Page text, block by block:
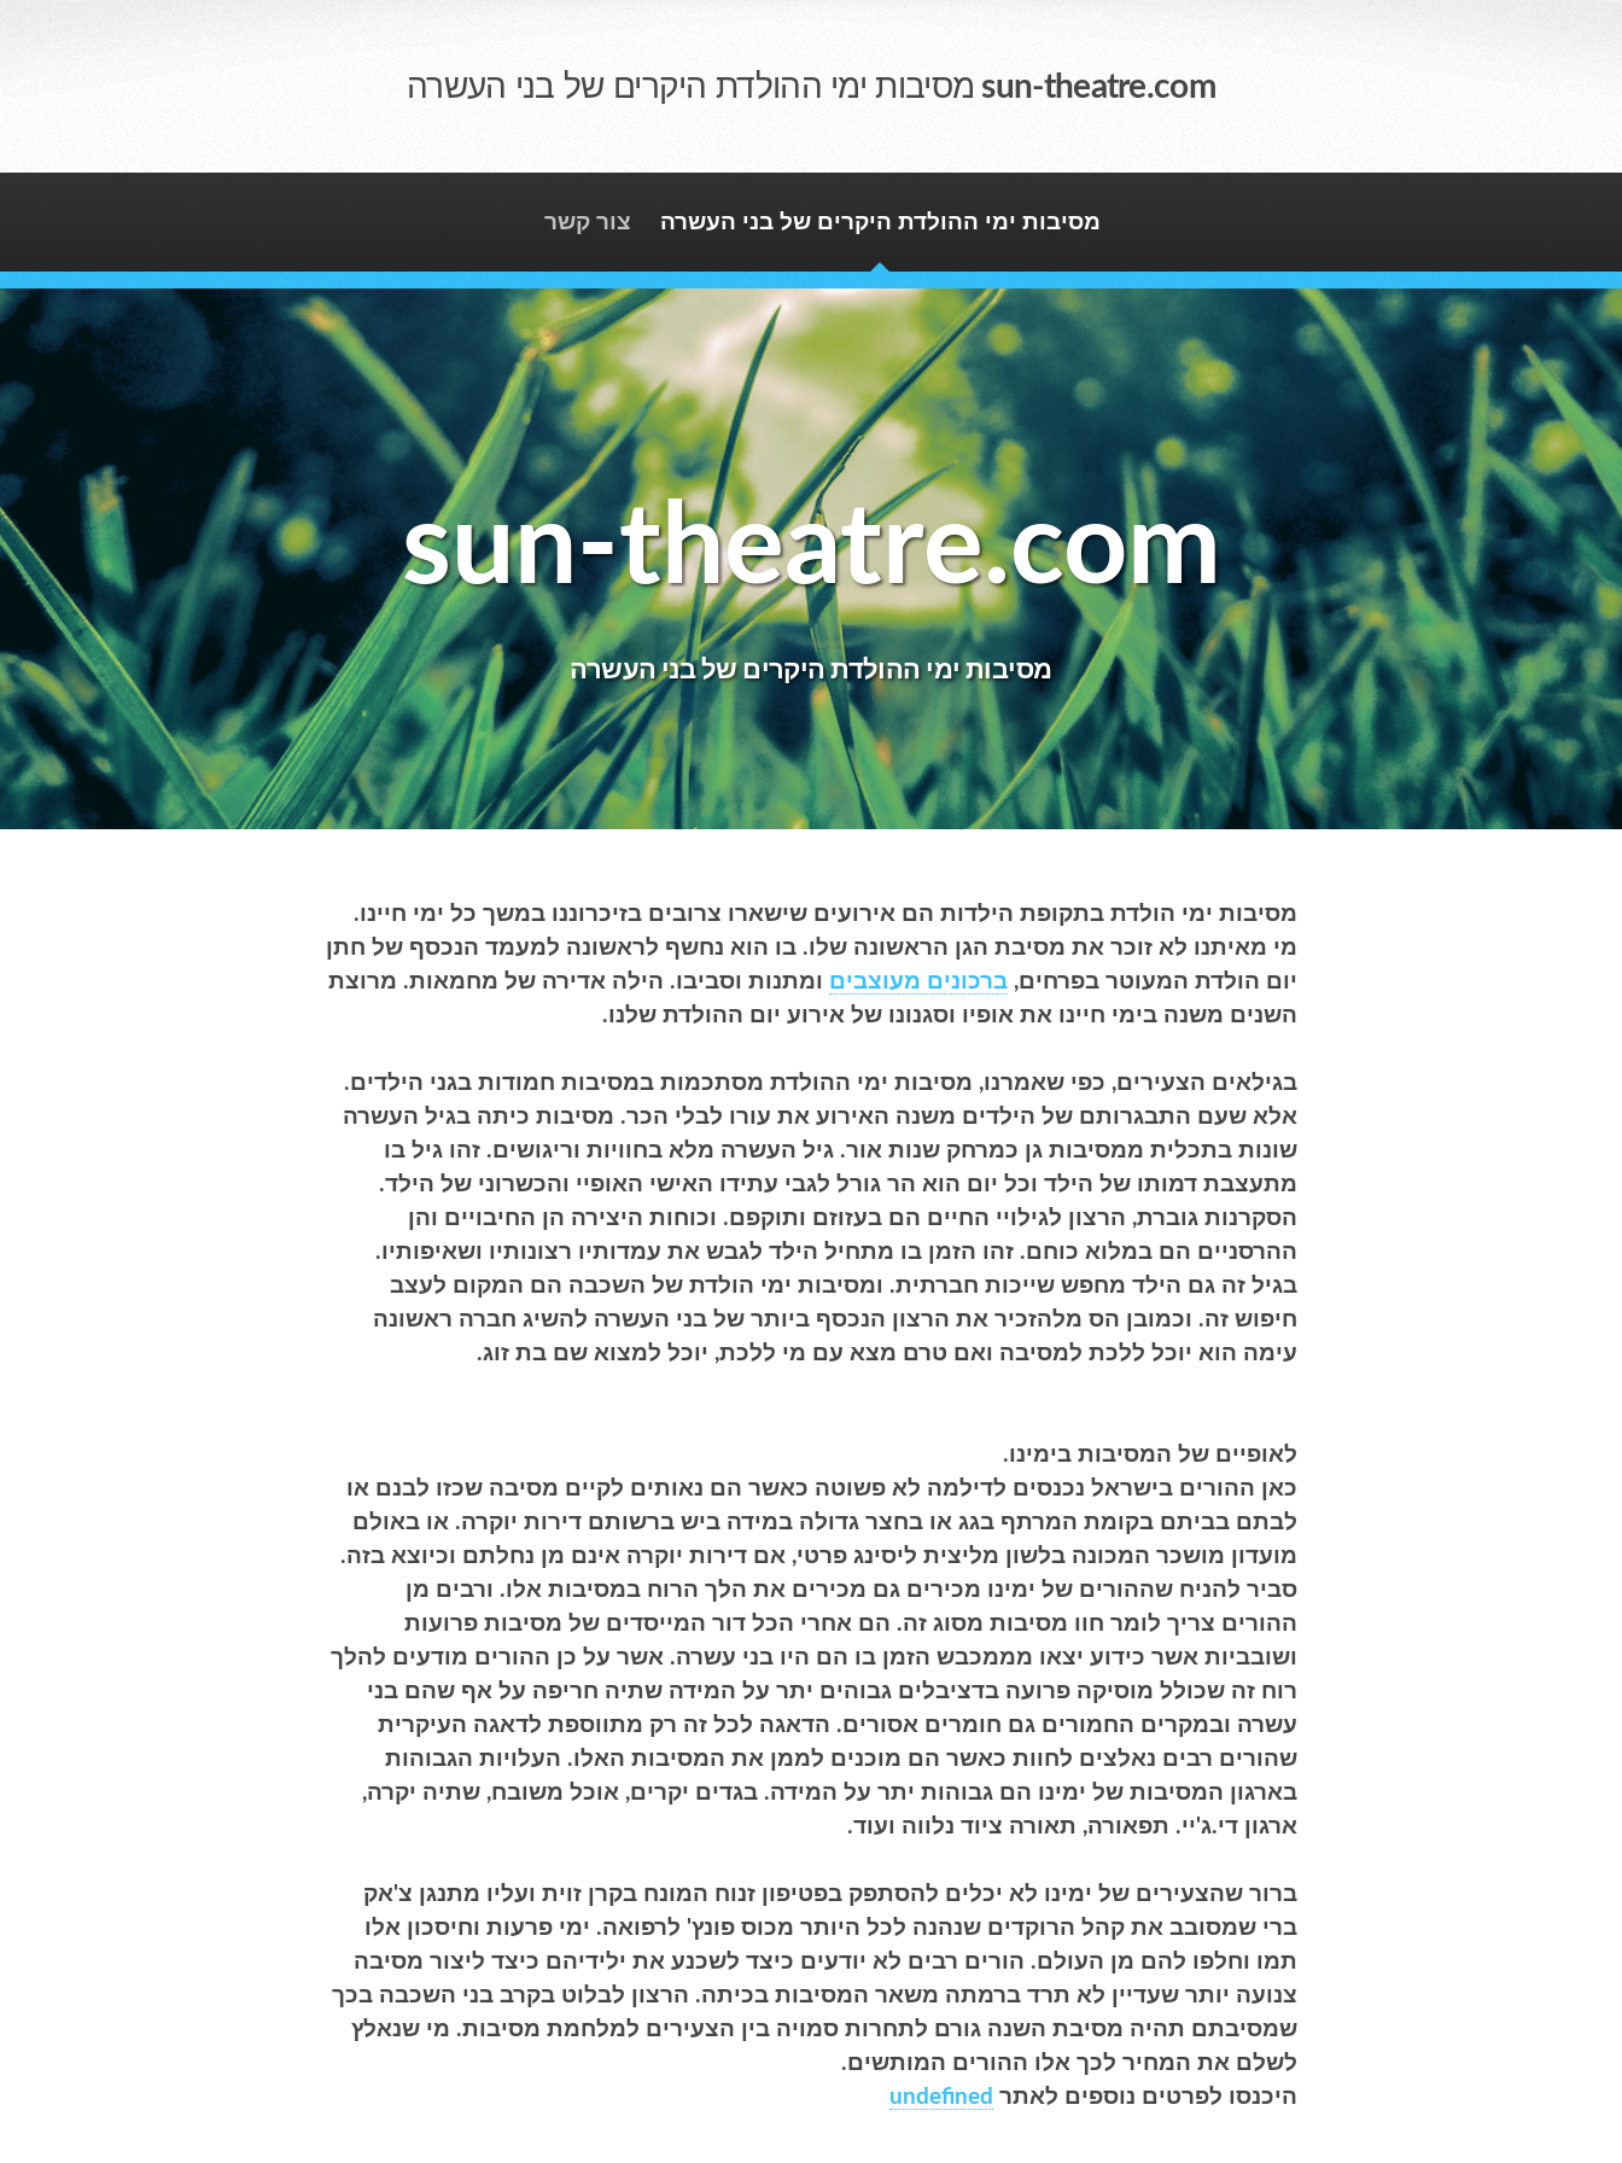
sun-theatre.com מסיבות ימי ההולדת היקרים של בני העשרה
מסיבות ימי ההולדת היקרים של בני העשרה צור קשר
sun-theatre.com
מסיבות ימי ההולדת היקרים של בני העשרה
מסיבות ימי הולדת בתקופת הילדות הם אירועים שישארו צרובים בזיכרוננו במשך כל ימי חיינו.
מי מאיתנו לא זוכר את מסיבת הגן הראשונה שלו. בו הוא נחשף לראשונה למעמד הנכסף של חתן
יום הולדת המעוטר בפרחים, ברכונים מעוצבים ומתנות וסביבו. הילה אדירה של מחמאות. מרוצת
השנים משנה בימי חיינו את אופיו וסגנונו של אירוע יום ההולדת שלנו.
בגילאים הצעירים, כפי שאמרנו, מסיבות ימי ההולדת מסתכמות במסיבות חמודות בגני הילדים.
אלא שעם התבגרותם של הילדים משנה האירוע את עורו לבלי הכר. מסיבות כיתה בגיל העשרה
שונות בתכלית ממסיבות גן כמרחק שנות אור. גיל העשרה מלא בחוויות וריגושים. זהו גיל בו
מתעצבת דמותו של הילד וכל יום הוא הר גורל לגבי עתידו האישי האופיי והכשרוני של הילד.
הסקרנות גוברת, הרצון לגילויי החיים הם בעזוזם ותוקפם. וכוחות היצירה הן החיבויים והן
ההרסניים הם במלוא כוחם. זהו הזמן בו מתחיל הילד לגבש את עמדותיו רצונותיו ושאיפותיו.
בגיל זה גם הילד מחפש שייכות חברתית. ומסיבות ימי הולדת של השכבה הם המקום לעצב
חיפוש זה. וכמובן הס מלהזכיר את הרצון הנכסף ביותר של בני העשרה להשיג חברה ראשונה
עימה הוא יוכל ללכת למסיבה ואם טרם מצא עם מי ללכת, יוכל למצוא שם בת זוג.
לאופיים של המסיבות בימינו.
כאן ההורים בישראל נכנסים לדילמה לא פשוטה כאשר הם נאותים לקיים מסיבה שכזו לבנם או
לבתם בביתם בקומת המרתף בגג או בחצר גדולה במידה ביש ברשותם דירות יוקרה. או באולם
מועדון מושכר המכונה בלשון מליצית ליסינג פרטי, אם דירות יוקרה אינם מן נחלתם וכיוצא בזה.
סביר להניח שההורים של ימינו מכירים גם מכירים את הלך הרוח במסיבות אלו. ורבים מן
ההורים צריך לומר חוו מסיבות מסוג זה. הם אחרי הכל דור המייסדים של מסיבות פרועות
ושובביות אשר כידוע יצאו מממכבש הזמן בו הם היו בני עשרה. אשר על כן ההורים מודעים להלך
רוח זה שכולל מוסיקה פרועה בדציבלים גבוהים יתר על המידה שתיה חריפה על אף שהם בני
עשרה ובמקרים החמורים גם חומרים אסורים. הדאגה לכל זה רק מתווספת לדאגה העיקרית
שהורים רבים נאלצים לחוות כאשר הם מוכנים לממן את המסיבות האלו. העלויות הגבוהות
בארגון המסיבות של ימינו הם גבוהות יתר על המידה. בגדים יקרים, אוכל משובח, שתיה יקרה,
ארגון די.ג'יי. תפאורה, תאורה ציוד נלווה ועוד.
ברור שהצעירים של ימינו לא יכלים להסתפק בפטיפון זנוח המונח בקרן זוית ועליו מתנגן צ'אק
ברי שמסובב את קהל הרוקדים שנהנה לכל היותר מכוס פונץ' לרפואה. ימי פרעות וחיסכון אלו
תמו וחלפו להם מן העולם. הורים רבים לא יודעים כיצד לשכנע את ילידיהם כיצד ליצור מסיבה
צנועה יותר שעדיין לא תרד ברמתה משאר המסיבות בכיתה. הרצון לבלוט בקרב בני השכבה בכך
שמסיבתם תהיה מסיבת השנה גורם לתחרות סמויה בין הצעירים למלחמת מסיבות. מי שנאלץ
לשלם את המחיר לכך אלו ההורים המותשים.
היכנסו לפרטים נוספים לאתר undefined